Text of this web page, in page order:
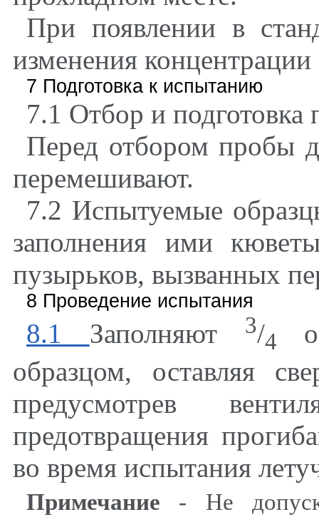
При появлении в
изменения
7 Подготовка к испытанию
7.1 Отбор и подготовка
Перед отбором пробы
перемешивают.
7.2 Испытуемые
заполнения ими
пузырьков, вызванных
8 Проведение испытания
8.1 Заполняют 3/4
образцом, оставляя
предусмотрев
предотвращения
во время испытания
Примечание - Не